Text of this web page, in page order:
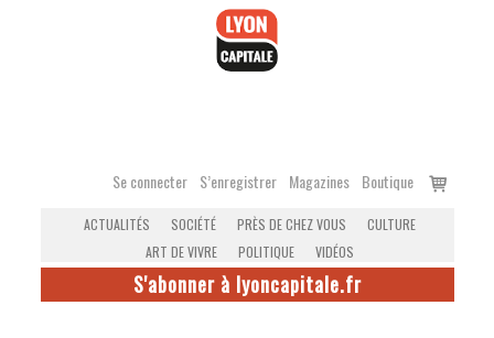
Se connecter S’enregistrer Magazines Boutique
Voir
ACTUALITÉS SOCIÉTÉ PRÈS DE CHEZ VOUS
CULTURE
ART DE VIVRE
POLITIQUE VIDÉOS
S'abonner à lyoncapitale.fr